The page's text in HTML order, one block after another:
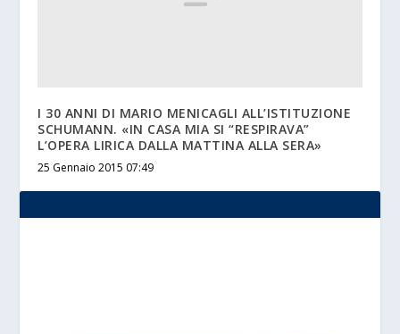
I 30 ANNI DI MARIO MENICAGLI ALL’ISTITUZIONE
SCHUMANN. «IN CASA MIA SI “RESPIRAVA”
L’OPERA LIRICA DALLA MATTINA ALLA SERA»
25 Gennaio 2015 07:49